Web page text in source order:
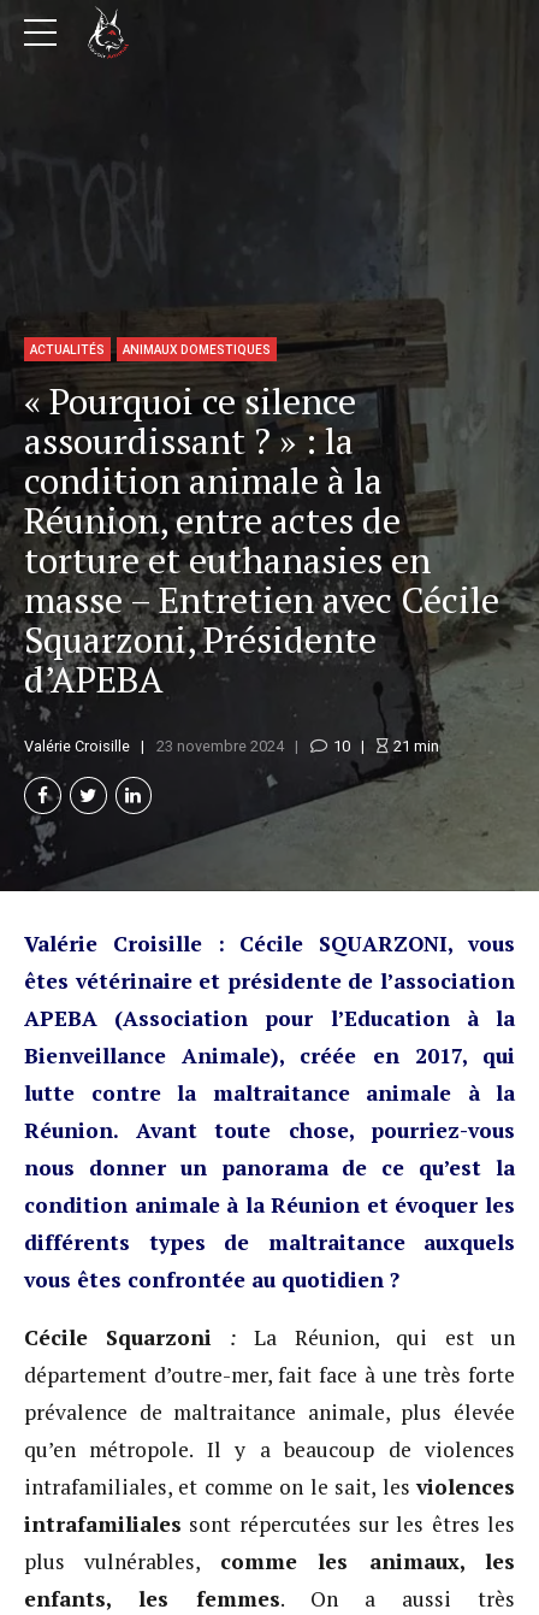
ACTUALITÉS ANIMAUX DOMESTIQUES
« Pourquoi ce silence
assourdissant ? » : la
condition animale à la
Réunion, entre actes de
torture et euthanasies en
masse – Entretien avec Cécile
Squarzoni, Présidente
d’APEBA
Valérie Croisille 23 novembre 2024 10 21 min
Valérie Croisille
: Cécile SQUARZONI, vous
êtes vétérinaire et présidente de l’association
APEBA (Association pour l’Education à la
Bienveillance Animale), créée en 2017, qui
lutte contre la maltraitance animale à la
Réunion. Avant toute chose, pourriez-vous
nous donner un panorama de ce qu’est la
condition animale à la Réunion et évoquer les
différents types de maltraitance auxquels
vous êtes confrontée au quotidien ?
Cécile Squarzoni : La Réunion, qui est un
département d’outre-mer, fait face à une très forte
prévalence de maltraitance animale, plus élevée
qu’en métropole. Il y a beaucoup de violences
intrafamiliales, et comme on le sait, lesviolences
intrafamiliales sont répercutées sur les êtres les
plus vulnérables, comme les animaux, les
enfants, les femmes. On a aussi très